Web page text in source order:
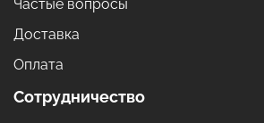
Частые вопросы
Доставка
Оплата
Сотрудничество